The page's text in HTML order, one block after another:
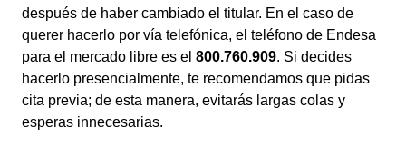
después de haber cambiado el titular. En el caso de
querer hacerlo por vía telefónica, el teléfono de Endesa
para el mercado libre es el 800.760.909. Si decides
hacerlo presencialmente, te recomendamos que pidas
cita previa; de esta manera, evitarás largas colas y
esperas innecesarias.